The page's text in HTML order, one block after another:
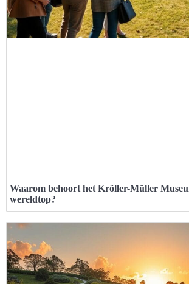
Waarom behoort het Kröller-Müller
wereldtop?